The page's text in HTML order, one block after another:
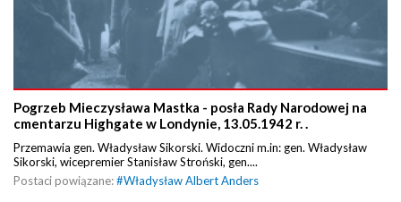
Pogrzeb Mieczysława Mastka - posła Rady Narodowej na
cmentarzu Highgate w Londynie, 13.05.1942 r. .
Przemawia gen. Władysław Sikorski. Widoczni m.in: gen. Władysław
Sikorski, wicepremier Stanisław Stroński, gen....
Postaci powiązane:#Władysław Albert Anders